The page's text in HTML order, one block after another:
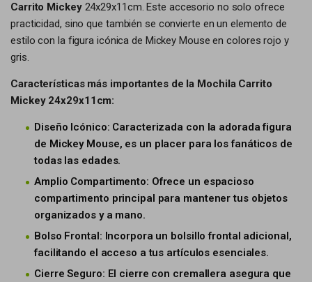
Carrito Mickey24x29x11cm. Este accesorio no solo ofrece
practicidad, sino que también se convierte en un elemento de
estilo con la figura icónica de Mickey Mouse en colores rojo y
gris.
Características más importantes de la Mochila Carrito
Mickey 24x29x11cm:
Diseño Icónico: Caracterizada con la adorada figura
de Mickey Mouse, es un placer para los fanáticos de
todas las edades.
Amplio Compartimento: Ofrece un espacioso
compartimento principal para mantener tus objetos
organizados y a mano.
Bolso Frontal: Incorpora un bolsillo frontal adicional,
facilitando el acceso a tus artículos esenciales.
Cierre Seguro: El cierre con cremallera asegura que